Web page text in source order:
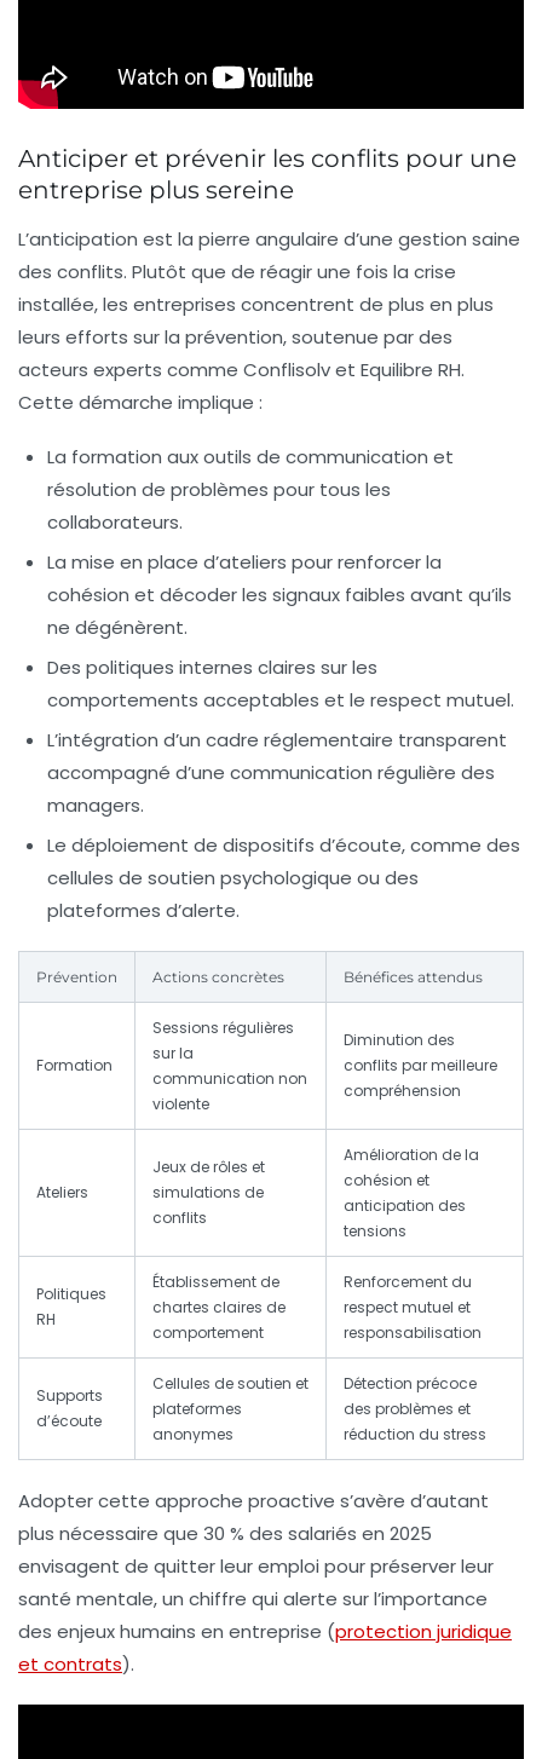
Anticiper et prévenir les conflits pour une
entreprise plus sereine
L’anticipation est la pierre angulaire d’une gestion saine
des conflits. Plutôt que de réagir une fois la crise
installée, les entreprises concentrent de plus en plus
leurs efforts sur la prévention, soutenue par des
acteurs experts comme Conflisolv et Equilibre RH.
Cette démarche implique :
La formation aux outils de communication et
résolution de problèmes pour tous les
collaborateurs.
La mise en place d’ateliers pour renforcer la
cohésion et décoder les signaux faibles avant qu’ils
ne dégénèrent.
Des politiques internes claires sur les
comportements acceptables et le respect mutuel.
L’intégration d’un cadre réglementaire transparent
accompagné d’une communication régulière des
managers.
Le déploiement de dispositifs d’écoute,comme des
cellules de soutien psychologique ou des
plateformes d’alerte.
Prévention Actions concrètes Bénéfices attendus
Formation
Sessions régulières
sur la
communication non
violente
Diminution des
conflits par meilleure
compréhension
Ateliers
Jeux de rôles et
simulations de
conflits
Amélioration de la
cohésion et
anticipation des
tensions
Politiques
RH
Établissement de
chartes claires de
comportement
Renforcement du
respect mutuel et
responsabilisation
Supports
d’écoute
Cellules de soutien et
plateformes
anonymes
Détection précoce
des problèmes et
réduction du stress
Adopter cette approche proactive s’avère d’autant
plus nécessaire que 30 % des salariés en 2025
envisagent de quitter leur emploi pour préserver leur
santé mentale, un chiffre qui alerte sur l’importance
des enjeux humains en entreprise (protection juridique
et contrats).